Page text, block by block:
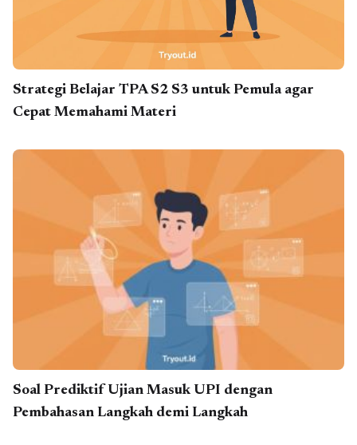
Strategi Belajar TPA S2 S3 untuk Pemula agar
Cepat Memahami Materi
Soal Prediktif Ujian Masuk UPI dengan
Pembahasan Langkah demi Langkah